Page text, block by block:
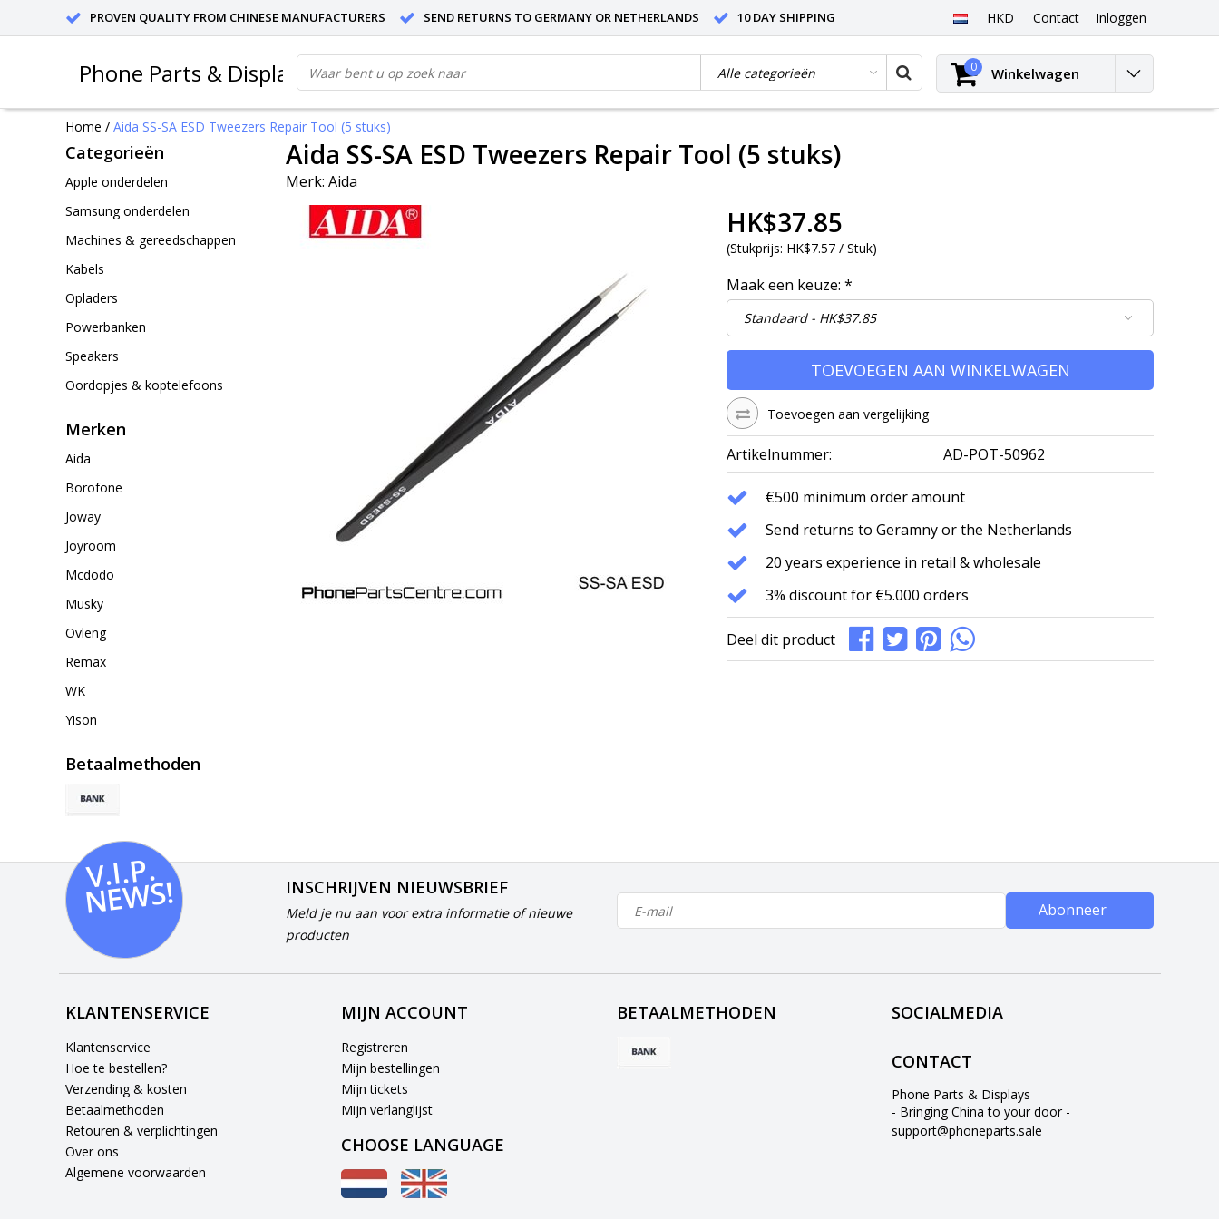
PROVEN QUALITY FROM CHINESE MANUFACTURERS SEND RETURNS TO GERMANY OR NETHERLANDS 10 DAY SHIPPING HKD Contact Inloggen
Phone Parts & Displays 0 Winkelwagen
Home / Aida SS-SA ESD Tweezers Repair Tool (5 stuks)
Categorieën
Apple onderdelen
Samsung onderdelen
Machines & gereedschappen
Kabels
Opladers
Powerbanken
Speakers
Oordopjes & koptelefoons
Merken
Aida
Borofone
Joway
Joyroom
Mcdodo
Musky
Ovleng
Remax
WK
Yison
Betaalmethoden
Aida SS-SA ESD Tweezers Repair Tool (5 stuks)
Merk: Aida
HK$37.85
(Stukprijs: HK$7.57 / Stuk)
Maak een keuze: *
TOEVOEGEN AAN WINKELWAGEN
Toevoegen aan vergelijking
Artikelnummer: AD-POT-50962
€500 minimum order amount
Send returns to Geramny or the Netherlands
20 years experience in retail & wholesale
3% discount for €5.000 orders
Deel dit product
V.I.
P.
N
E
W
S! INSCHRIJVEN NIEUWSBRIEF
Meld je nu aan voor extra informatie of nieuwe
producten
Abonneer
KLANTENSERVICE
Klantenservice
Hoe te bestellen?
Verzending & kosten
Betaalmethoden
Retouren & verplichtingen
Over ons
Algemene voorwaarden
MIJN ACCOUNT
Registreren
Mijn bestellingen
Mijn tickets
Mijn verlanglijst
CHOOSE LANGUAGE
BETAALMETHODEN SOCIALMEDIA
CONTACT
Phone Parts & Displays
- Bringing China to your door -
support@phoneparts.sale